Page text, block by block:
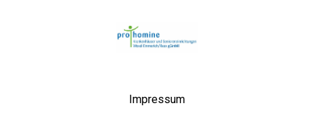
Startseite
Impressum